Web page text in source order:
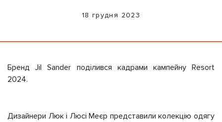
18 грудня 2023
Бренд Jil Sander поділився кадрами кампейну Resort
2024.
Дизайнери Люк і Люсі Меєр представили колекцію одягу